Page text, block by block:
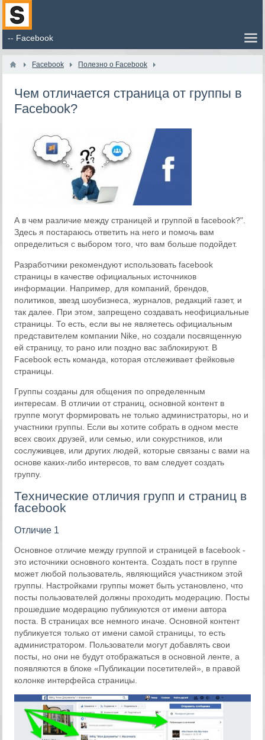
Facebook Полезно о Facebook
Чем отличается страница от группы в
Facebook?
А в чем различие между страницей и группой в facebook?".
Здесь я постараюсь ответить на него и помочь вам
определиться с выбором того, что вам больше подойдет.
Разработчики рекомендуют использовать facebook
страницы в качестве официальных источников
информации. Например, для компаний, брендов,
политиков, звезд шоубизнеса, журналов, редакций газет, и
так далее. При этом, запрещено создавать неофициальные
страницы. То есть, если вы не являетесь официальным
представителем компании Nike, но создали посвященную
ей страницу, то рано или поздно вас заблокируют. В
Facebook есть команда, которая отслеживает фейковые
страницы.
Группы созданы для общения по определенным
интересам. В отличии от страниц, основной контент в
группе могут формировать не только администраторы, но и
участники группы. Если вы хотите собрать в одном месте
всех своих друзей, или семью, или сокурстников, или
сослуживцев, или других людей, которые связаны с вами на
основе каких-либо интересов, то вам следует создать
группу.
Технические отличия групп и страниц в
facebook
Отличие 1
Основное отличие между группой и страницей в facebook -
это источники основного контента. Создать пост в группе
может любой пользователь, являющийся участником этой
группы. Настройками группы может быть установлено, что
посты пользователей должны проходить модерацию. Посты
прошедшие модерацию публикуются от имени автора
поста. В страницах все немного иначе. Основной контент
публикуется только от имени самой страницы, то есть
администратором. Пользователи могут добавлять свои
посты, но они не будут отображаться в основной ленте, а
появляются в блоке «Публикации посетителей», в правой
колонке интерфейса страницы.